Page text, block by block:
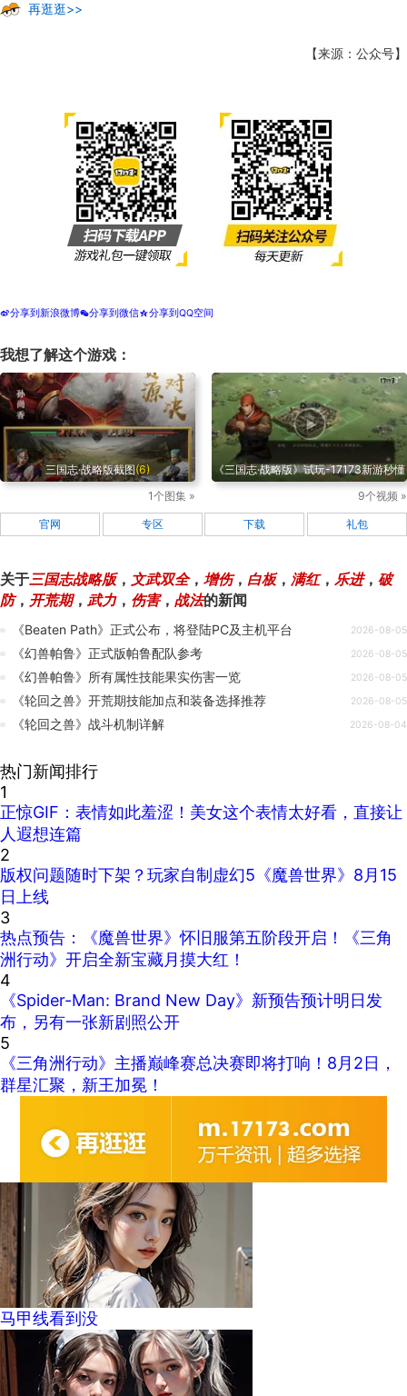
再逛逛>>
【来源：公众号】
t分享到新浪微博w分享到微信z分享到QQ空间
我想了解这个游戏：
三国志·战略版截图(6)
1个图集 »
《三国志·战略版》试玩-17173新游秒懂
9个视频 »
官网 专区 下载 礼包
关于三国志战略版， 文武双全， 增伤， 白板， 满红， 乐进， 破
防， 开荒期， 武力， 伤害， 战法的新闻
《Beaten Path》正式公布，将登陆PC及主机平台 2026-08-05
《幻兽帕鲁》正式版帕鲁配队参考 2026-08-05
《幻兽帕鲁》所有属性技能果实伤害一览 2026-08-05
《轮回之兽》开荒期技能加点和装备选择推荐 2026-08-05
《轮回之兽》战斗机制详解 2026-08-04
热门新闻排行
1
正惊GIF：表情如此羞涩！美女这个表情太好看，直接让
人遐想连篇
2
版权问题随时下架？玩家自制虚幻5《魔兽世界》8月15
日上线
3
热点预告：《魔兽世界》怀旧服第五阶段开启！《三角
洲行动》开启全新宝藏月摸大红！
4
《Spider-Man: Brand New Day》新预告预计明日发
布，另有一张新剧照公开
5
《三角洲行动》主播巅峰赛总决赛即将打响！8月2日，
群星汇聚，新王加冕！
马甲线看到没